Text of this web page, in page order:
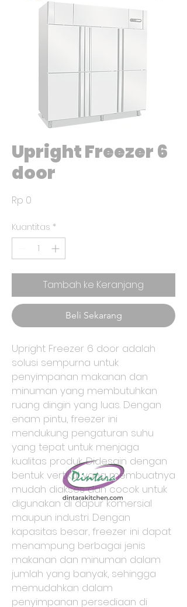
Upright Freezer 6
door
Rp 0
Kuantitas *
Tambah ke Keranjang
Beli Sekarang
Upright Freezer 6 door adalah
solusi sempurna untuk
penyimpanan makanan dan
minuman yang membutuhkan
ruang dingin yang luas. Dengan
enam pintu, freezer ini
mendukung pengaturan suhu
yang tepat untuk menjaga
kualitas produk. Didesain dengan
bentuk vertikal yang membuatnya
mudah diakses dan cocok untuk
digunakan di dapur komersial
maupun industri. Dengan
kapasitas besar, freezer ini dapat
menampung berbagai jenis
makanan dan minuman dalam
jumlah yang banyak, sehingga
memudahkan dalam
penyimpanan persediaan di